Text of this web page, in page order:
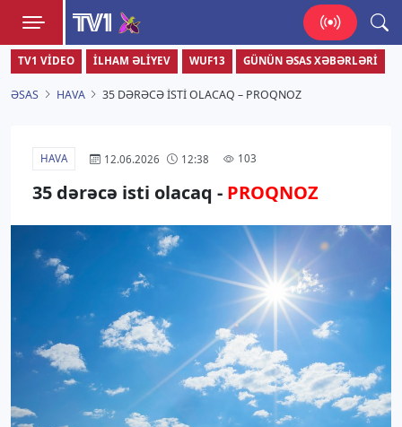
TV1
Zamanı bizimlə yaşa!
TV1 VIDEO İLHAM ƏLIYEV WUF13 GÜNÜN ƏSAS XƏBƏRLƏRI
ƏSAS HAVA 35 DƏRƏCƏ ISTI OLACAQ – PROQNOZ
HAVA 12.06.2026 12:38 103
35 dərəcə isti olacaq - PROQNOZ